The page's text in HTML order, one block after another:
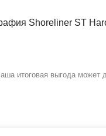
итоговая выгода может